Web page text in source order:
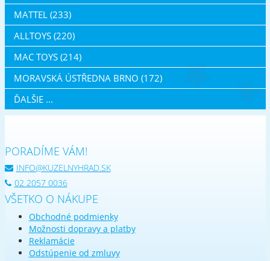
MATTEL (233)
ALLTOYS (220)
MAC TOYS (214)
MORAVSKÁ ÚSTŘEDNA BRNO (172)
ĎALŠIE ...
PORADÍME VÁM!
INFO@KUZELNYHRAD.SK
02 2057 0036
VŠETKO O NÁKUPE
Obchodné podmienky
Možnosti dopravy a platby
Reklamácie
Odstúpenie od zmluvy